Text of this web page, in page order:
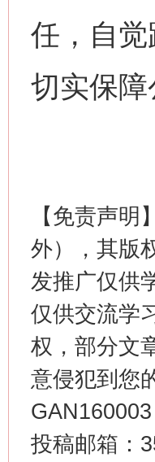
任，自
切实保障
【免责声
外），其版
发推广仅供
仅供交流学
权，部分文
意侵犯到您
投稿邮箱：
网上购药对药
这是一记